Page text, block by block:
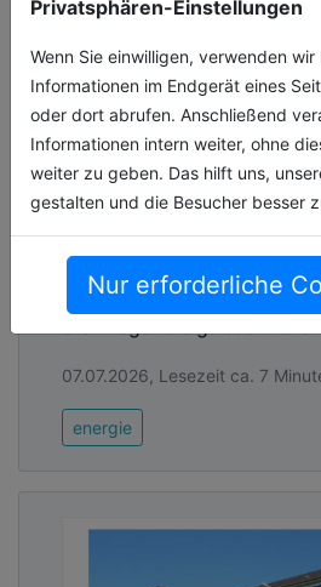
Privatsphären-Einstellungen
Wenn Sie einwilligen, verwenden wir
Informationen im Endgerät eines
oder dort abrufen. Anschließend
Informationen intern weiter, ohne
weiter zu geben. Das hilft uns,
gestalten und die Besucher besser
Nur erforderliche
Resilienz stärken:
Extreme von Dürre bis
Nach einer Frühjahrsdürre
auch das
trocken. Dem
07.07.2026, Lesezeit ca. 7
energie